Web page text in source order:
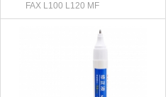
FAX L100 L120 MF